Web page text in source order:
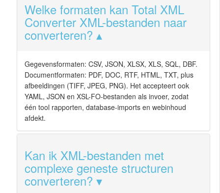
Welke formaten kan Total XML
Converter XML-bestanden naar
converteren?
Gegevensformaten: CSV, JSON, XLSX, XLS, SQL, DBF.
Documentformaten: PDF, DOC, RTF, HTML, TXT, plus
afbeeldingen (TIFF, JPEG, PNG). Het accepteert ook
YAML, JSON en XSL-FO-bestanden als invoer, zodat
één tool rapporten, database-imports en webinhoud
afdekt.
Kan ik XML-bestanden met
complexe geneste structuren
converteren?